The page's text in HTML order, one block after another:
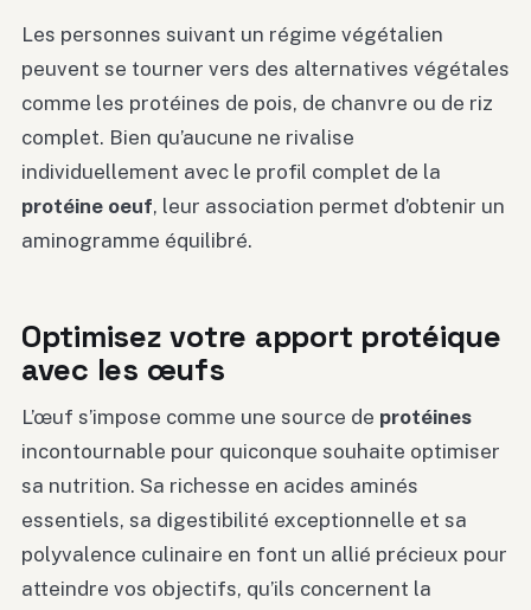
Les personnes suivant un régime végétalien
peuvent se tourner vers des alternatives végétales
comme les protéines de pois, de chanvre ou de riz
complet. Bien qu’aucune ne rivalise
individuellement avec le profil complet de la
protéine oeuf, leur association permet d’obtenir un
aminogramme équilibré.
Optimisez votre apport protéique
avec les œufs
L’œuf s’impose comme une source de protéines
incontournable pour quiconque souhaite optimiser
sa nutrition. Sa richesse en acides aminés
essentiels, sa digestibilité exceptionnelle et sa
polyvalence culinaire en font un allié précieux pour
atteindre vos objectifs, qu’ils concernent la